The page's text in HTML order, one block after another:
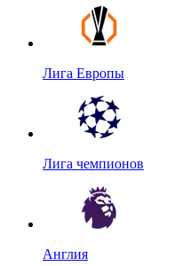
Лига Европы
Лига чемпионов
Англия